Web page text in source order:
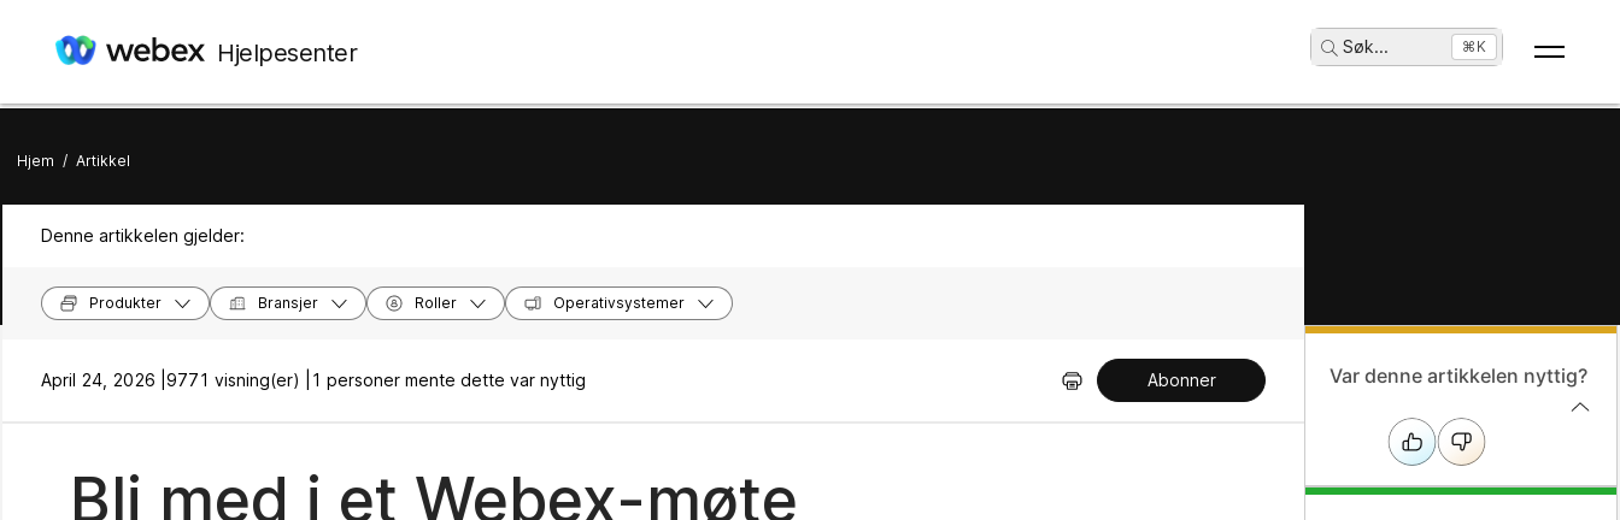
Hjelpesenter Søk... ⌘K
Hjem / Artikkel
Denne artikkelen gjelder:
Produkter Bransjer Roller Operativsystemer
April 24, 2026 | 9771 visning(er) | 1 personer mente dette var nyttig Abonner
Bli med i et Webex-møte
Var denne artikkelen nyttig?